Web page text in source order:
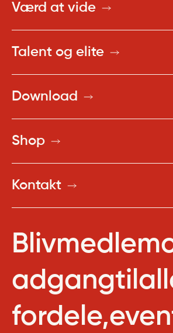
Værd at vide
Talent og elite
Download
Shop
Kontakt
Blivmedlem
adgangtil
fordele,